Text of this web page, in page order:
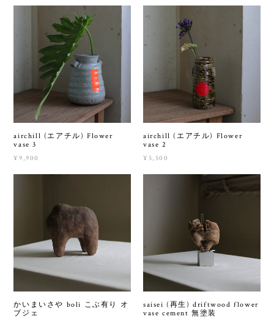
airchill (エアチル) Flower
vase 3
¥9,900
airchill (エアチル) Flower
vase 2
¥5,500
かいまいさや boli こぶ有り オ
ブジェ
saisei (再生) driftwood flower
vase cement 無塗装